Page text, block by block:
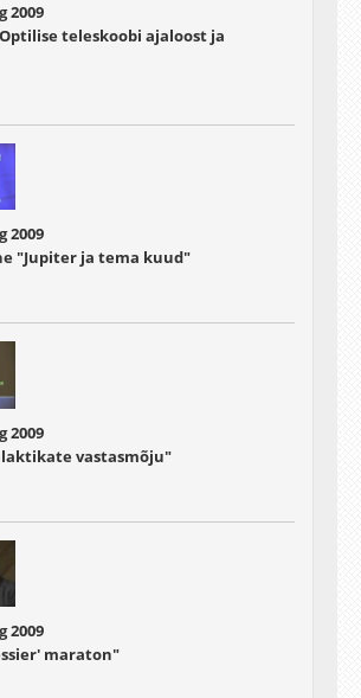
2009
teleskoobi ajaloost ja
2009
"Jupiter ja tema kuud"
2009
vastasmõju"
2009
maraton"